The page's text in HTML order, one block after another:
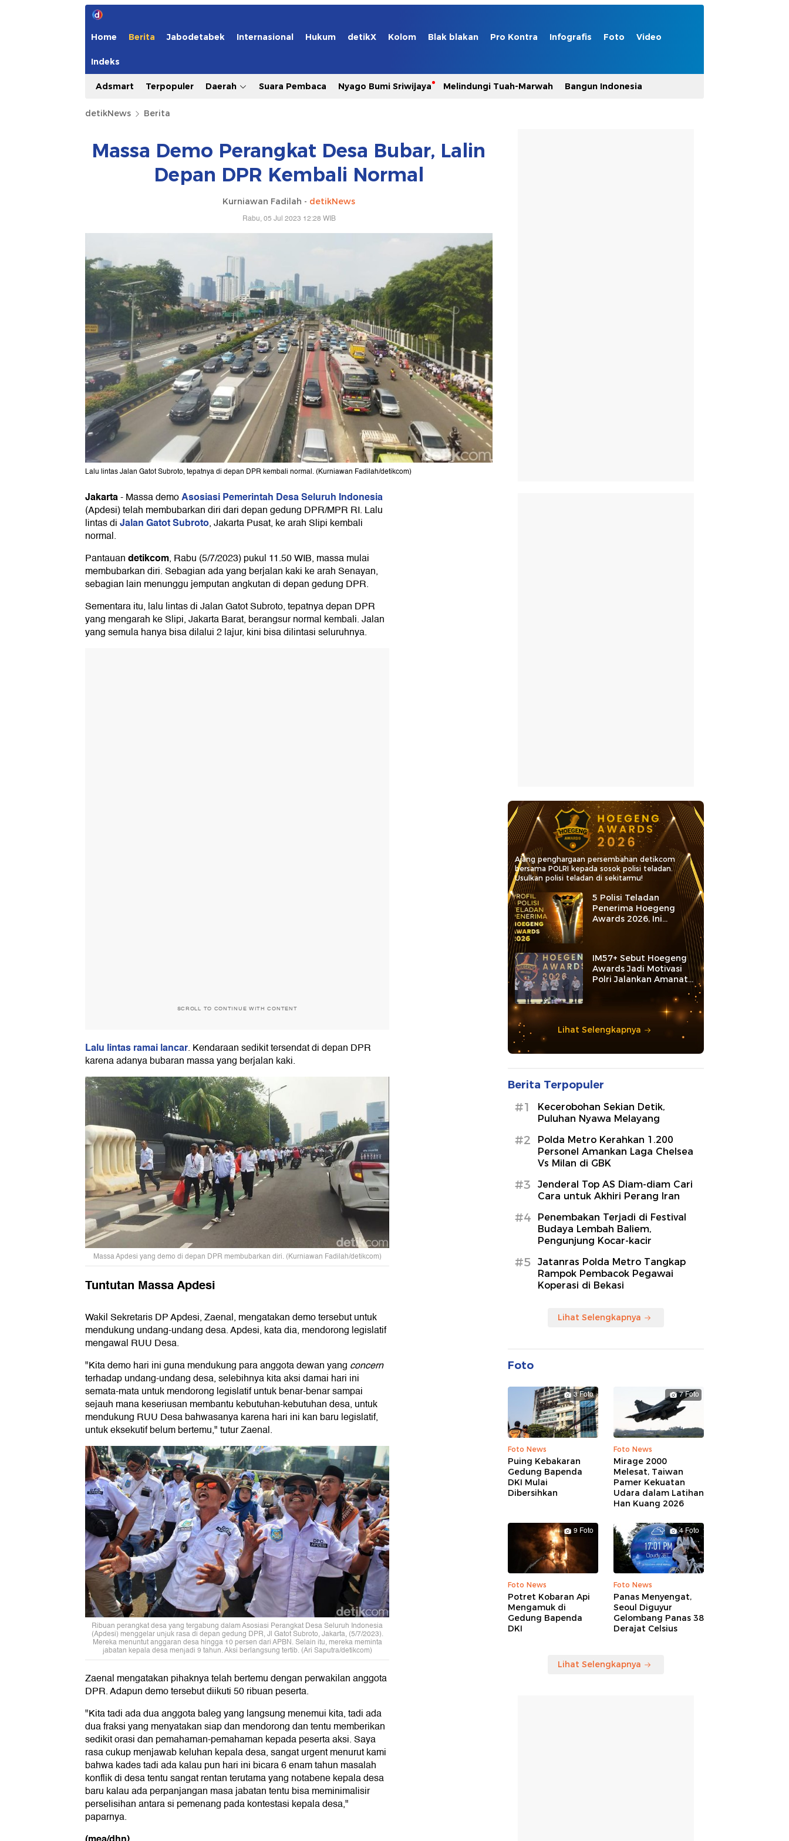
Home Berita Jabodetabek Internasional Hukum detikX Kolom Blak blakan Pro Kontra Infografis Foto Video
Indeks
Adsmart Terpopuler Daerah Suara Pembaca Nyago Bumi Sriwijaya Melindungi Tuah-Marwah Bangun Indonesia
detikNews Berita
Massa Demo Perangkat Desa Bubar, Lalin
Depan DPR Kembali Normal
Kurniawan Fadilah - detikNews
Rabu, 05 Jul 2023 12:28 WIB
Lalu lintas Jalan Gatot Subroto, tepatnya di depan DPR kembali normal. (Kurniawan Fadilah/detikcom)
Jakarta-Massa demoAsosiasi Pemerintah Desa Seluruh Indonesia
(Apdesi) telah membubarkan diri dari depan gedung DPR/MPR RI. Lalu
lintas diJalan Gatot Subroto, Jakarta Pusat, ke arah Slipi kembali
normal.
Pantauandetikcom, Rabu (5/7/2023) pukul 11.50 WIB, massa mulai
membubarkan diri. Sebagian ada yang berjalan kaki ke arah Senayan,
sebagian lain menunggu jemputan angkutan di depan gedung DPR.
Sementara itu, lalu lintas di Jalan Gatot Subroto, tepatnya depan DPR
yang mengarah ke Slipi, Jakarta Barat, berangsur normal kembali. Jalan
yang semula hanya bisa dilalui 2 lajur, kini bisa dilintasi seluruhnya.
SCROLL TO CONTINUE WITH CONTENT
Lalu lintas ramai lancar. Kendaraan sedikit tersendat di depan DPR
karena adanya bubaran massa yang berjalan kaki.
Massa Apdesi yang demo di depan DPR membubarkan diri. (Kurniawan Fadilah/detikcom)
Tuntutan Massa Apdesi
Wakil Sekretaris DP Apdesi, Zaenal, mengatakan demo tersebut untuk
mendukung undang-undang desa. Apdesi, kata dia, mendorong legislatif
mengawal RUU Desa.
"Kita demo hari ini guna mendukung para anggota dewan yang concern
terhadap undang-undang desa, selebihnya kita aksi damai hari ini
semata-mata untuk mendorong legislatif untuk benar-benar sampai
sejauh mana keseriusan membantu kebutuhan-kebutuhan desa, untuk
mendukung RUU Desa bahwasanya karena hari ini kan baru legislatif,
untuk eksekutif belum bertemu," tutur Zaenal.
Ribuan perangkat desa yang tergabung dalam Asosiasi Perangkat Desa Seluruh Indonesia
(Apdesi) menggelar unjuk rasa di depan gedung DPR, Jl Gatot Subroto, Jakarta, (5/7/2023).
Mereka menuntut anggaran desa hingga 10 persen dari APBN. Selain itu, mereka meminta
jabatan kepala desa menjadi 9 tahun. Aksi berlangsung tertib. (Ari Saputra/detikcom)
Zaenal mengatakan pihaknya telah bertemu dengan perwakilan anggota
DPR. Adapun demo tersebut diikuti 50 ribuan peserta.
"Kita tadi ada dua anggota baleg yang langsung menemui kita, tadi ada
dua fraksi yang menyatakan siap dan mendorong dan tentu memberikan
sedikit orasi dan pemahaman-pemahaman kepada peserta aksi. Saya
rasa cukup menjawab keluhan kepala desa, sangat urgent menurut kami
bahwa kades tadi ada kalau pun hari ini bicara 6 enam tahun masalah
konflik di desa tentu sangat rentan terutama yang notabene kepala desa
baru kalau ada perpanjangan masa jabatan tentu bisa meminimalisir
perselisihan antara si pemenang pada kontestasi kepala desa,"
paparnya.
Ajang penghargaan persembahan detikcom
bersama POLRI kepada sosok polisi teladan.
Usulkan polisi teladan di sekitarmu!
5 Polisi Teladan
Penerima Hoegeng
Awards 2026, Ini
Kategori dan Kiprahnya
IM57+ Sebut Hoegeng
Awards Jadi Motivasi
Polri Jalankan Amanat
Lihat Selengkapnya
Berita Terpopuler
#1
Kecerobohan Sekian Detik,
Puluhan Nyawa Melayang
#2
Polda Metro Kerahkan 1.200
Personel Amankan Laga Chelsea
Vs Milan di GBK
#3
Jenderal Top AS Diam-diam Cari
Cara untuk Akhiri Perang Iran
#4
Penembakan Terjadi di Festival
Budaya Lembah Baliem,
Pengunjung Kocar-kacir
#5
Jatanras Polda Metro Tangkap
Rampok Pembacok Pegawai
Koperasi di Bekasi
Lihat Selengkapnya
Foto
3 Foto
Foto News
Puing Kebakaran
Gedung Bapenda
DKI Mulai
Dibersihkan
7 Foto
Foto News
Mirage 2000
Melesat, Taiwan
Pamer Kekuatan
Udara dalam Latihan
Han Kuang 2026
9 Foto
Foto News
Potret Kobaran Api
Mengamuk di
Gedung Bapenda
DKI
4 Foto
Foto News
Panas Menyengat,
Seoul Diguyur
Gelombang Panas 38
Derajat Celsius
Lihat Selengkapnya